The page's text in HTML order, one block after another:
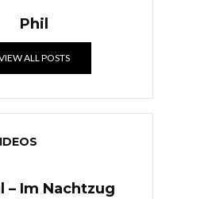
Phil
ALL POSTS
– Im Nachtzug